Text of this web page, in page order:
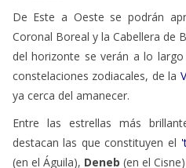
De Este a Oeste se podrán
Coronal Boreal y la Cabellera de
del horizonte se verán a lo
constelaciones zodiacales, de la
ya cerca del amanecer.
Entre las estrellas más
destacan las que constituyen el
(en el Águila), Deneb (en el